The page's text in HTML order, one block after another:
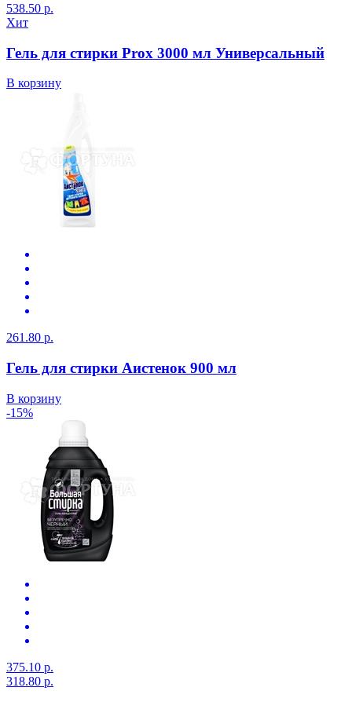
538.50 р.
Хит
Гель для стирки Prox 3000 мл Универсальный
В корзину
261.80 р.
Гель для стирки Аистенок 900 мл
В корзину
-15%
375.10 р.
318.80 р.